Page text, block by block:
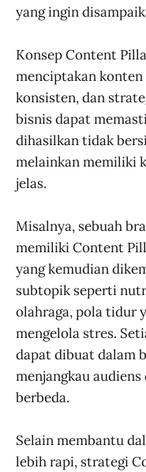
yang ingin
Konsep Content
menciptakan
konsisten, dan
bisnis dapat
dihasilkan tidak
melainkan memiliki
jelas.
Misalnya, sebuah
memiliki Content
yang kemudian
subtopik seperti
olahraga, pola tidur
mengelola stres.
dapat dibuat dalam
menjangkau
berbeda.
Selain membantu
lebih rapi, strategi